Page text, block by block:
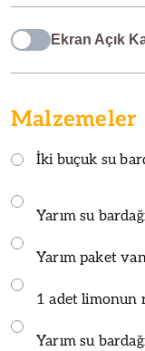
Ekran Açık
Malzemeler
İki buçuk su
Yarım su
Yarım paket
1 adet limonun
Yarım su